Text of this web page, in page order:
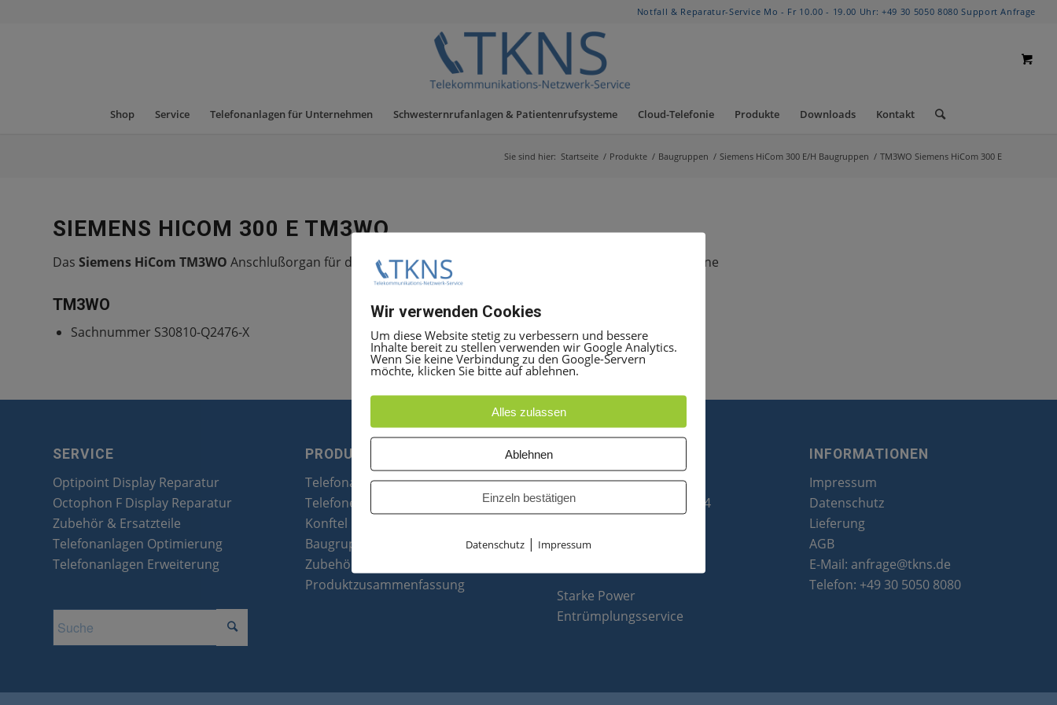
Notfall & Reparatur-Service Mo - Fr 10.00 - 19.00 Uhr: +49 30 5050 8080 Support Anfrage
Shop Service Telefonanlagen für Unternehmen Schwesternrufanlagen & Patientenrufsysteme Cloud-Telefonie Produkte Downloads Kontakt
Sie sind hier: Startseite / Produkte / Baugruppen / Siemens HiCom 300 E/H Baugruppen / TM3WO Siemens HiCom 300 E
SIEMENS HICOM 300 E TM3WO
Das Siemens HiCom TM3WO Anschlußorgan für die Decodierung gehender Sprachsignale je 4 Anschlussorgane
TM3WO
Sachnummer S30810-Q2476-X
SERVICE
Optipoint Display Reparatur
Octophon F Display Reparatur
Zubehör & Ersatzteile
Telefonanlagen Optimierung
Telefonanlagen Erweiterung
PRODUKTE
Telefonanlagen
Telefone
Konftel Konferenztelefone
Baugruppen
Zubehör & Ersatzteile
Produktzusammenfassung
optiPoint 500
Telefonanlagen Service 24
Octopus F
Starke Power
Entrümplungsservice
INFORMATIONEN
Impressum
Datenschutz
Lieferung
AGB
E-Mail: anfrage@tkns.de
Telefon: +49 30 5050 8080
Wir verwenden Cookies
Um diese Website stetig zu verbessern und bessere
Inhalte bereit zu stellen verwenden wir Google Analytics.
Wenn Sie keine Verbindung zu den Google-Servern
möchte, klicken Sie bitte auf ablehnen.
Alles zulassen
Ablehnen
Einzeln bestätigen
Datenschutz | Impressum